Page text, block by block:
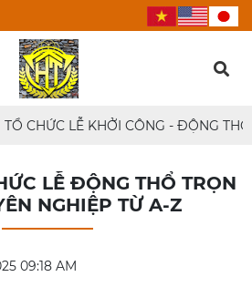
TỔ CHỨC LỄ KHỞI CÔNG - ĐỘNG THỔ
LỄ ĐỘNG THỔ TRỌN
NGHIỆP TỪ A-Z
09:18 AM